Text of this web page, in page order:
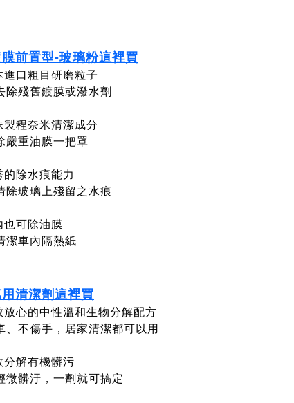
前置型-玻璃粉這裡買
口粗目研磨粒子
除殘舊鍍膜或潑水劑
程奈米清潔成分
嚴重油膜一把罩
除水痕能力
除玻璃上殘留之水痕
可除油膜
潔車內隔熱紙
清潔劑這裡買
放心的中性溫和生物分解配方
、不傷手，居家清潔都可以用
分解有機髒污
微髒汙，一劑就可搞定